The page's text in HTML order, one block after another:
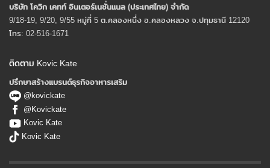
บริษัท โควิก เคทท์ อินเตอร์เนชั่นแนล (ประเทศไทย) จํากัด
9/18-19, 9/20, 9/55 หมู่ที่ 5 ต.คลองหนึ่ง อ.คลองหลวง จ.ปทุมธานี 12120
โทร: 02-516-1671
ติดตาม Kovic Kate
ปรึกษาสร้างแบรนด์ธุรกิจอาหารเสริม
@kovickate
@Kovickate
Kovic Kate
Kovic Kate